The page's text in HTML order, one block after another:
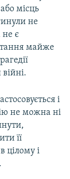
місць
не
не є
майже
і
не можна ні
її
цілому і